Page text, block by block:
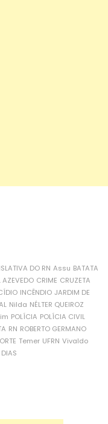
DO RN Assu BATATA
AZEVEDO CRIME CRUZETA
INCÊNDIO JARDIM DE
Nilda NÉLTER QUEIROZ
POLÍCIA POLÍCIA CIVIL
RN ROBERTO GERMANO
Temer UFRN Vivaldo